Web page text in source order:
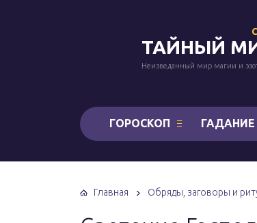
ТАЙНЫЙ
Неизведанный мир магии и
ГОРОСКОП
Главная Обряды, заговоры и